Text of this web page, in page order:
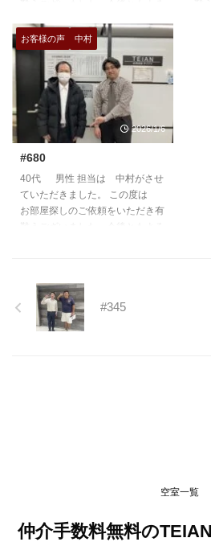
https://teian-enh.com/staff006/
お客様の声 中村
2026/1/6
#680
40代 男性 担当は 中村がさせ
ていただきました。 この度は
お部屋探しのご依頼をいただき有
#345
空室一覧
仲介手数料無料の